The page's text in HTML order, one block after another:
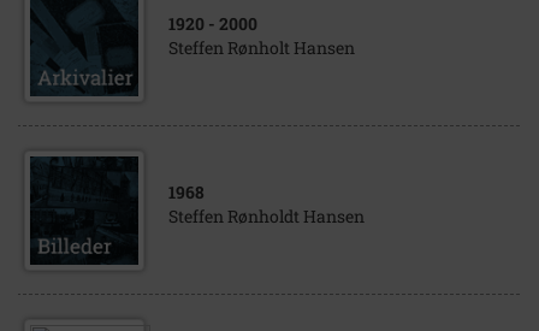
1920 - 2000
Steffen Rønholt Hansen
1968
Steffen Rønholdt Hansen